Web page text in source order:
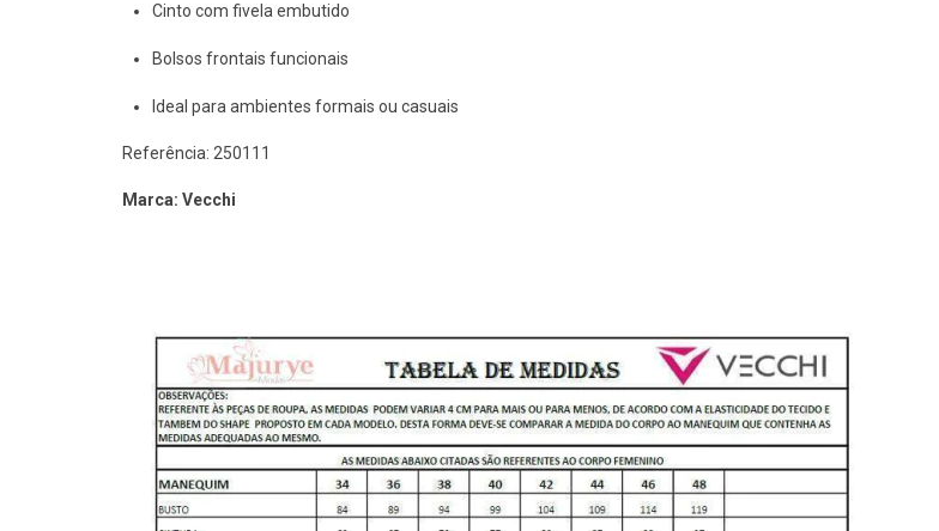
Cinto com fivela embutido
Bolsos frontais funcionais
Ideal para ambientes formais ou casuais
Referência: 250111
Marca: Vecchi